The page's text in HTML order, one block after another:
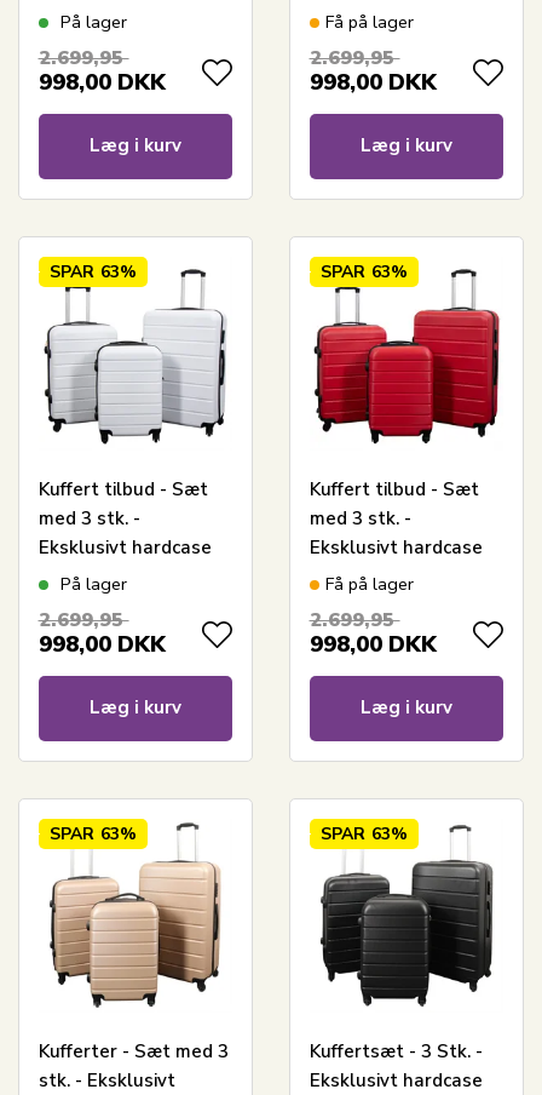
kuffertsæt - Gråt med
På lager
2.699,95
998,00 DKK
Læg i kurv
kuffertsæt - Strib gul
Få på lager
2.699,95
998,00 DKK
Læg i kurv
SPAR 63%
Kuffert tilbud - Sæt
med 3 stk. -
Eksklusivt hardcase
kuffertsæt - Strib
På lager
2.699,95
998,00 DKK
Læg i kurv
SPAR 63%
Kuffert tilbud - Sæt
med 3 stk. -
Eksklusivt hardcase
kuffertsæt - Strib rød
Få på lager
2.699,95
998,00 DKK
Læg i kurv
SPAR 63%
Kufferter - Sæt med 3
stk. - Eksklusivt
SPAR 63%
Kuffertsæt - 3 Stk. -
Eksklusivt hardcase